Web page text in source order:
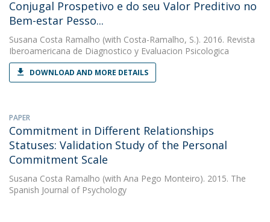
Conjugal Prospetivo e do seu Valor Preditivo no
Bem-estar Pesso...
Susana Costa Ramalho (with Costa-Ramalho, S.). 2016. Revista
Iberoamericana de Diagnostico y Evaluacion Psicologica
DOWNLOAD AND MORE DETAILS
PAPER
Commitment in Different Relationships
Statuses: Validation Study of the Personal
Commitment Scale
Susana Costa Ramalho (with Ana Pego Monteiro). 2015. The
Spanish Journal of Psychology